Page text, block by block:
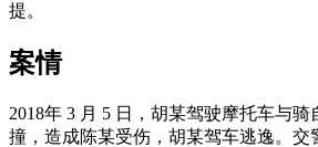
提。
案情
2018年 3 月 5 日，胡某驾驶摩托车与
撞，造成陈某受伤，胡某驾车逃逸。交